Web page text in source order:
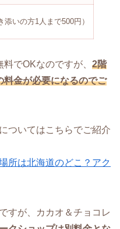
添いの方1人まで500円）
でOKなのですが、 2階
料金が必要になるのでご
ついてはこちらでご紹介
所は北海道のどこ？アク
すが、カカオ＆チョコレ